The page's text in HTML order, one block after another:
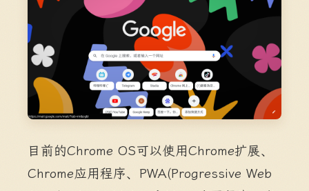
目前的Chrome OS可以使用Chrome扩展、
Chrome应用程序、PWA(Progressive Web